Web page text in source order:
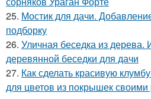
25. Мостик для дачи.
подборку
26. Уличная беседка из дерева.
деревянной беседки для дачи
27. Как сделать красивую
для цветов из покрышек